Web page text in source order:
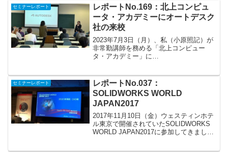
PIT。とてもオシャレな建物でした。講演
内容は「岩手...
セミナーレポート
レポートNo.169：北上コンピュ
ータ・アカデミーにオートデスク
社の来校
2023年7月3日（月）、私（小原照記）が
非常勤講師を務める「北上コンピュー
タ・アカデミー」に
ク社のエデュケーションマネージャの渡
辺様が来校され...
セミナーレポート
レポートNo.037：
SOLIDWORKS WORLD
JAPAN2017
2017年11月10日（金）ウェスティンホテ
ル東京で開催されていたSOLIDWORKS
WORLD JAPAN2017に参加してきまし